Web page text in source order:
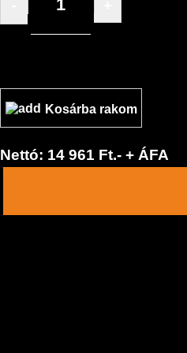
Kosárba rakom
Nettó: 14 961 Ft.- + ÁFA